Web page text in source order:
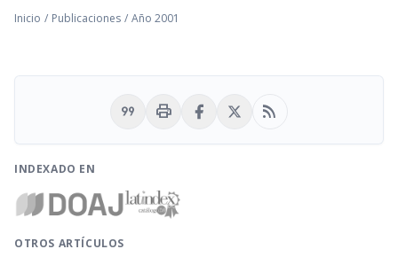
Inicio / Publicaciones / Año 2001
format_quote print rss_feed
INDEXADO EN
OTROS ARTÍCULOS